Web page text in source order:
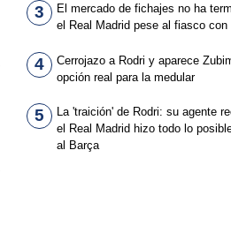
3
El mercado de fichajes no ha
el Real Madrid pese al fiasco con
4
Cerrojazo a Rodri y aparece
opción real para la medular
5
La 'traición' de Rodri: su agente
el Real Madrid hizo todo lo
al Barça